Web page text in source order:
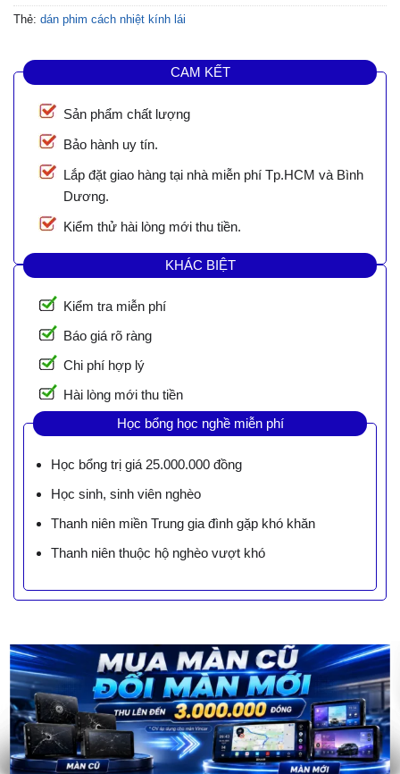
Thẻ: dán phim cách nhiệt kính lái
CAM KẾT
Sản phẩm chất lượng
Bảo hành uy tín.
Lắp đặt giao hàng tại nhà miễn phí Tp.HCM và Bình
Dương.
Kiểm thử hài lòng mới thu tiền.
KHÁC BIỆT
Kiểm tra miễn phí
Báo giá rõ ràng
Chi phí hợp lý
Hài lòng mới thu tiền
Học bổng học nghề miễn phí
Học bổng trị giá 25.000.000 đồng
Học sinh, sinh viên nghèo
Thanh niên miền Trung gia đình gặp khó khăn
Thanh niên thuộc hộ nghèo vượt khó